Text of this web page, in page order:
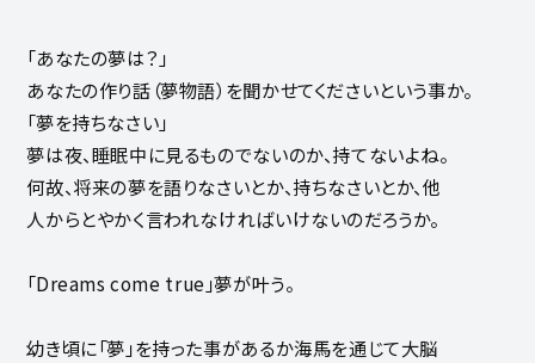
「あなたの夢は？」
あなたの作り話（夢物語）を聞かせてくださいという事か。
「夢を持ちなさい」
夢は夜、睡眠中に見るものでないのか、持てないよね。
何故、将来の夢を語りなさいとか、持ちなさいとか、他
人からとやかく言われなければいけないのだろうか。
「Dreams come true」夢が叶う。
幼き頃に「夢」を持った事があるか海馬を通じて大脳